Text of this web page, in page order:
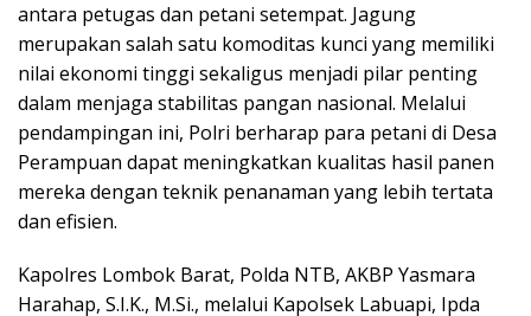
antara petugas dan petani setempat. Jagung
merupakan salah satu komoditas kunci yang memiliki
nilai ekonomi tinggi sekaligus menjadi pilar penting
dalam menjaga stabilitas pangan nasional. Melalui
pendampingan ini, Polri berharap para petani di Desa
Perampuan dapat meningkatkan kualitas hasil panen
mereka dengan teknik penanaman yang lebih tertata
dan efisien.
Kapolres Lombok Barat, Polda NTB, AKBP Yasmara
Harahap, S.I.K., M.Si., melalui Kapolsek Labuapi, Ipda